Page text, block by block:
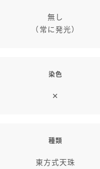
無し
（常に発光）
染色
✕
種類
東方式天珠